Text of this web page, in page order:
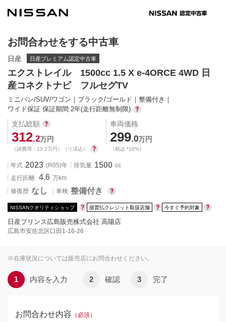
お問合わせをする中古車
日産 日産プレミアム認定中古車
エクストレイル 1500cc 1.5 X e-4ORCE 4WD 日
産コネクトナビ フルセグTV
ミニバン/SUV/ワゴン ブラック/ゴールド
整備付き
ワイド保証 保証期間:2年(走行距離無制限)
支払総額
312.2万円
（諸費用：13.2万円）（リ済込）
車両価格
299.0万円
（税込 *10%）
年式 2023 (R05)年 排気量 1500 cc
走行距離 4.6 万km
修復歴 なし 車検 整備付き
NISSANクオリティショップ 据置払クレジット取扱店舗 今すぐ予約対象
日産プリンス広島販売株式会社 高陽店
広島市安佐北区口田1-16-26
※在庫状況については販売店にお問合わせください。
1 内容を入力 2 確認 3 完了
お問合わせ内容 （必須）